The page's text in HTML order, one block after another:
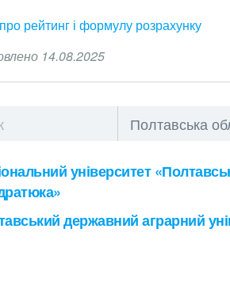
рейтинг і формулу розрахунку
14.08.2025
університет
державний аграрний